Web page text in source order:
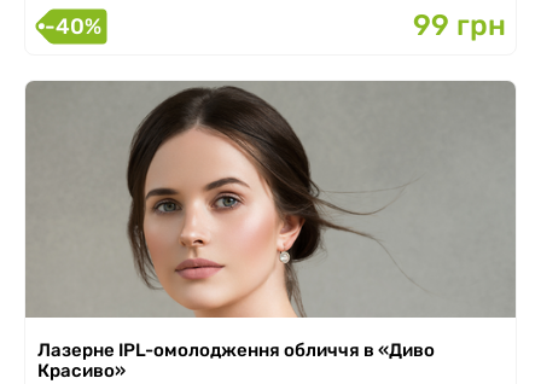
-40% 99 грн
Лазерне IPL-омолодження обличчя в «Диво
Красиво»